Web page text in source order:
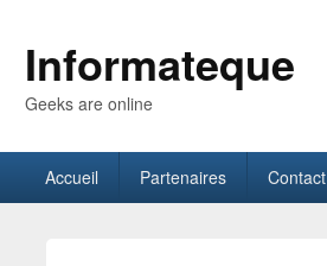
Informateque
Geeks are online
principalAccueil Partenaires Contact